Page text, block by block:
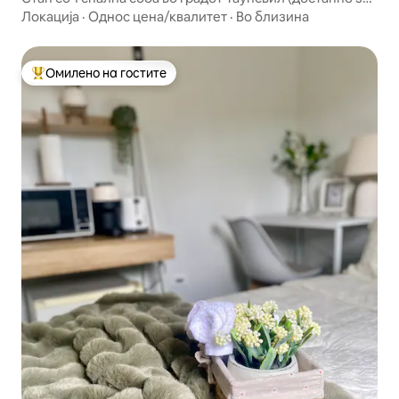
долгорочен престој)
Локација · Однос цена/квалитет · Во близина
Меѓу најуспешните „Омилени на гостите“
Омилено на гостите